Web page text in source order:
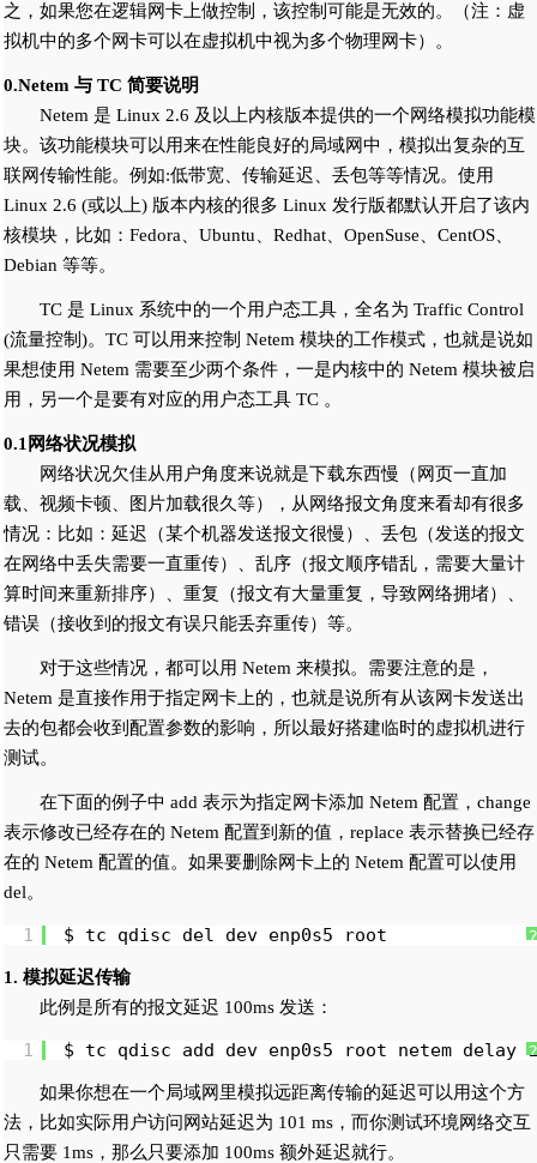
之，如果您在逻辑网卡上做控制，该控制可能是无效的。（注：虚
拟机中的多个网卡可以在虚拟机中视为多个物理网卡）。
0.Netem 与 TC 简要说明
Netem 是 Linux 2.6 及以上内核版本提供的一个网络模拟功能模
块。该功能模块可以用来在性能良好的局域网中，模拟出复杂的互
联网传输性能。例如:低带宽、传输延迟、丢包等等情况。使用
Linux 2.6 (或以上) 版本内核的很多 Linux 发行版都默认开启了该内
核模块，比如：Fedora、Ubuntu、Redhat、OpenSuse、CentOS、
Debian 等等。
TC 是 Linux 系统中的一个用户态工具，全名为 Traffic Control
(流量控制)。TC 可以用来控制 Netem 模块的工作模式，也就是说如
果想使用 Netem 需要至少两个条件，一是内核中的 Netem 模块被启
用，另一个是要有对应的用户态工具 TC 。
0.1网络状况模拟
网络状况欠佳从用户角度来说就是下载东西慢（网页一直加
载、视频卡顿、图片加载很久等），从网络报文角度来看却有很多
情况：比如：延迟（某个机器发送报文很慢）、丢包（发送的报文
在网络中丢失需要一直重传）、乱序（报文顺序错乱，需要大量计
算时间来重新排序）、重复（报文有大量重复，导致网络拥堵）、
错误（接收到的报文有误只能丢弃重传）等。
对于这些情况，都可以用 Netem 来模拟。需要注意的是，
Netem 是直接作用于指定网卡上的，也就是说所有从该网卡发送出
去的包都会收到配置参数的影响，所以最好搭建临时的虚拟机进行
测试。
在下面的例子中 add 表示为指定网卡添加 Netem 配置，change
表示修改已经存在的 Netem 配置到新的值，replace 表示替换已经存
在的 Netem 配置的值。如果要删除网卡上的 Netem 配置可以使用
del。
?
1 $ tc qdisc del dev enp0s5 root
1. 模拟延迟传输
此例是所有的报文延迟 100ms 发送：
?
1 $ tc qdisc add dev enp0s5 root netem delay
如果你想在一个局域网里模拟远距离传输的延迟可以用这个方
法，比如实际用户访问网站延迟为 101 ms，而你测试环境网络交互
只需要 1ms，那么只要添加 100ms 额外延迟就行。